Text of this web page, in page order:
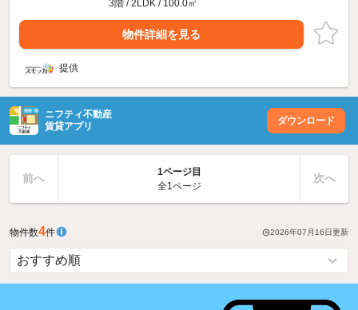
3階 / 2LDK / 100.0㎡
物件詳細を見る
提供
ニフティ不動産
賃貸アプリ
ダウンロード
前へ
1ページ目
全1ページ
次へ
物件数4件 2026年07月16日更新